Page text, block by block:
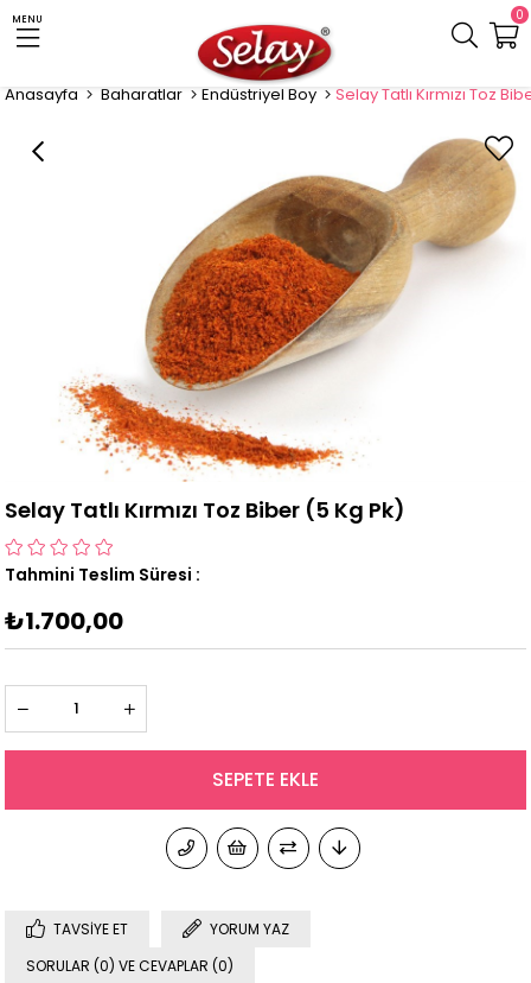
MENU 0
Anasayfa Baharatlar Endüstriyel Boy Selay Tatlı Kırmızı Toz
Selay Tatlı Kırmızı Toz Biber (5 Kg Pk)
Tahmini Teslim Süresi :
₺1.700,00
TAVSIYE ET
YORUM YAZ
SORULAR (0) VE CEVAPLAR (0)